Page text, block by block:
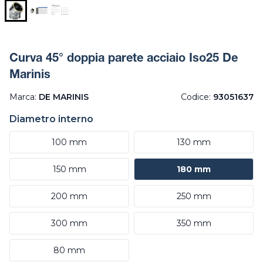
Curva 45° doppia parete acciaio Iso25 De
Marinis
Marca: DE MARINIS Codice: 93051637
Diametro interno
100 mm 130 mm
150 mm 180 mm
200 mm 250 mm
300 mm 350 mm
80 mm